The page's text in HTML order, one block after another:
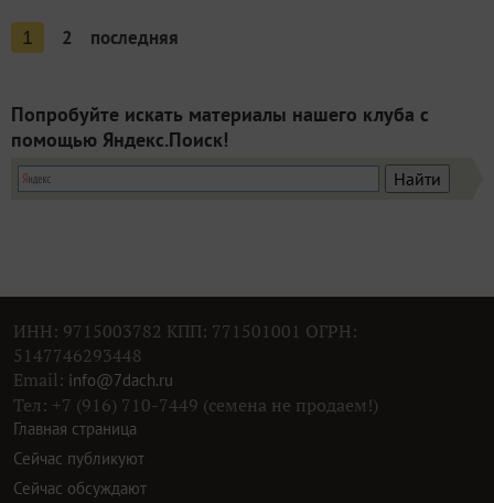
1 2 последняя
Попробуйте искать материалы нашего клуба с
помощью Яндекс.Поиск!
ИНН: 9715003782 КПП: 771501001 ОГРН:
5147746293448
Email: info@7dach.ru
Тел: +7 (916) 710-7449 (семена не продаем!)
Главная страница
Сейчас публикуют
Сейчас обсуждают